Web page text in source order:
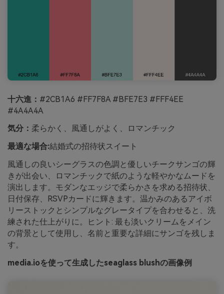
十六進： #2CB1A6 #FF7F8A #BFE7E3 #FFF4EE
#4A4A4A
気分： 柔らかく、風通しがよく、ロマンチック
最適な場合:結婚式の招待状スイート
風通しの良いシーグラスの色調と優しいチークサンゴの輝
きが出会い、ロマンチックで紙のような軽やかなムードを
演出します。モダンなエッジで柔らかさを求める招待状、
日付保存、RSVPカードに輝きます。温かみのあるアイボ
リーストックとシンプルなグレータイプを合わせると、洗
練された仕上がりに。ヒント: 最も淡いクリームをメイン
の背景として使用し、名前と重要な詳細にサンゴを残しま
す。
media.ioを使って生成したseaglass blushの画像例